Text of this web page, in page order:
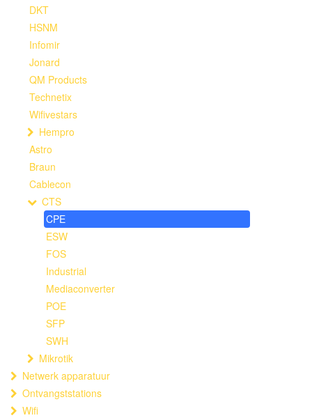
DKT
HSNM
Infomir
Jonard
QM Products
Technetix
Wifivestars
Hempro
Astro
Braun
Cablecon
CTS
CPE
ESW
FOS
Industrial
Mediaconverter
POE
SFP
SWH
Mikrotik
Netwerk apparatuur
Ontvangststations
Wifi